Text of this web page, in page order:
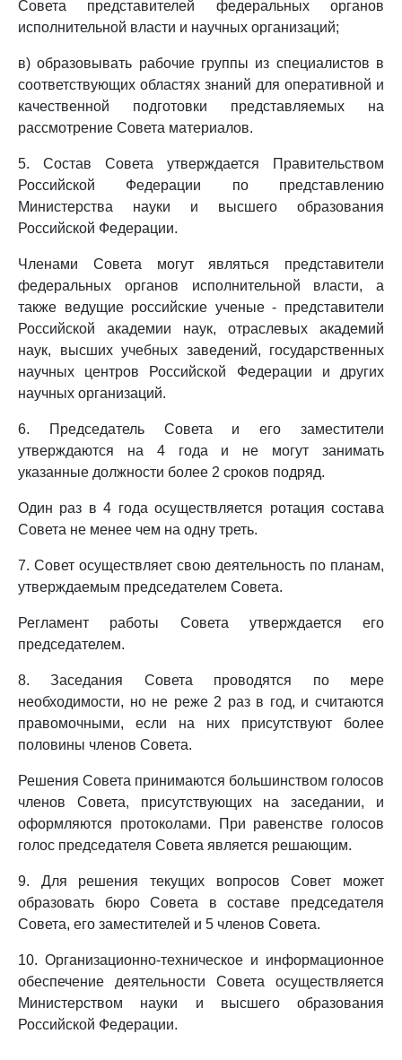
Совета представителей федеральных органов
исполнительной власти и научных организаций;
в) образовывать рабочие группы из специалистов в
соответствующих областях знаний для оперативной и
качественной подготовки представляемых на
рассмотрение Совета материалов.
5. Состав Совета утверждается Правительством
Российской Федерации по представлению
Министерства науки и высшего образования
Российской Федерации.
Членами Совета могут являться представители
федеральных органов исполнительной власти, а
также ведущие российские ученые - представители
Российской академии наук, отраслевых академий
наук, высших учебных заведений, государственных
научных центров Российской Федерации и других
научных организаций.
6. Председатель Совета и его заместители
утверждаются на 4 года и не могут занимать
указанные должности более 2 сроков подряд.
Один раз в 4 года осуществляется ротация состава
Совета не менее чем на одну треть.
7. Совет осуществляет свою деятельность по планам,
утверждаемым председателем Совета.
Регламент работы Совета утверждается его
председателем.
8. Заседания Совета проводятся по мере
необходимости, но не реже 2 раз в год, и считаются
правомочными, если на них присутствуют более
половины членов Совета.
Решения Совета принимаются большинством голосов
членов Совета, присутствующих на заседании, и
оформляются протоколами. При равенстве голосов
голос председателя Совета является решающим.
9. Для решения текущих вопросов Совет может
образовать бюро Совета в составе председателя
Совета, его заместителей и 5 членов Совета.
10. Организационно-техническое и информационное
обеспечение деятельности Совета осуществляется
Министерством науки и высшего образования
Российской Федерации.